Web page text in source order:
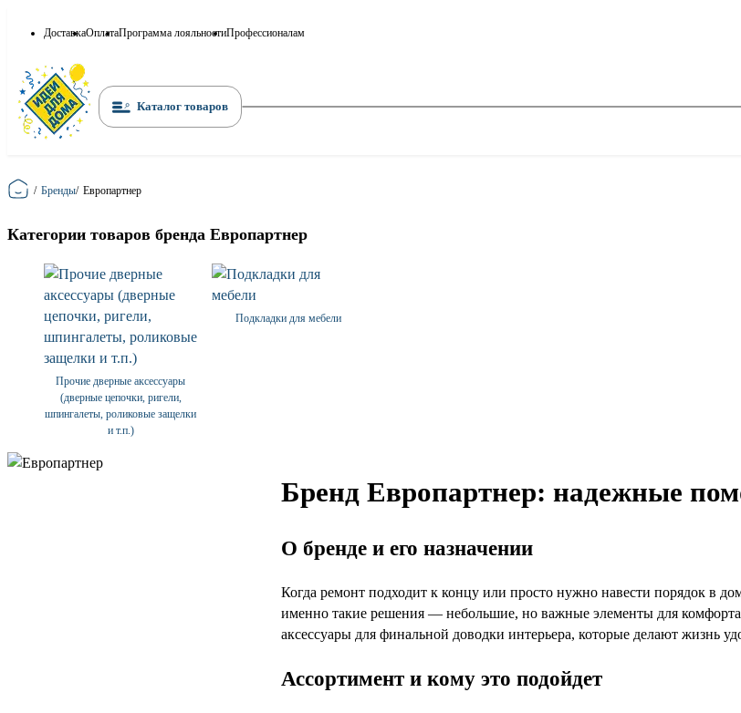
ДоставкаОплатаПрограмма лояльностиПрофессионалам
Каталог товаров
Главная
/ Бренды/ Европартнер
Категории товаров бренда Европартнер
Прочие дверные аксессуары
(дверные цепочки, ригели,
шпингалеты, роликовые защелки
и т.п.)
Подкладки для мебели
Бренд Европартнер: надежные
О бренде и его назначении
Когда ремонт подходит к концу или просто нужно навести порядок в
именно такие решения — небольшие, но важные элементы для комфорта
аксессуары для финальной доводки интерьера, которые делают жизнь
Ассортимент и кому это подойдет